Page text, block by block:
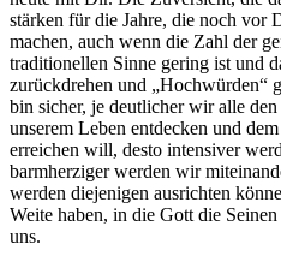
stärken für die Jahre, die noch
machen, auch wenn die Zahl der
traditionellen Sinne gering ist und
zurückdrehen und „Hochwürden“
bin sicher, je deutlicher wir alle
unserem Leben entdecken und
erreichen will, desto intensiver
barmherziger werden wir
werden diejenigen ausrichten
Weite haben, in die Gott die
uns.